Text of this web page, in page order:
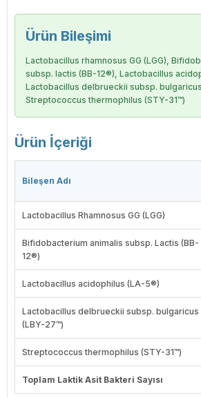
Ürün Bileşimi
Lactobacillus rhamnosus GG (LGG),
subsp. lactis (BB-12®), Lactobacillus
Lactobacillus delbrueckii subsp. bulgaricus
Streptococcus thermophilus (STY-31™)
Ürün İçeriği
Bileşen Adı
Lactobacillus Rhamnosus GG (LGG)
Bifidobacterium animalis subsp. Lactis (BB-
12®)
Lactobacillus acidophilus (LA-5®)
Lactobacillus delbrueckii subsp. bulgaricus
(LBY-27™)
Streptococcus thermophilus (STY-31™)
Toplam Laktik Asit Bakteri Sayısı